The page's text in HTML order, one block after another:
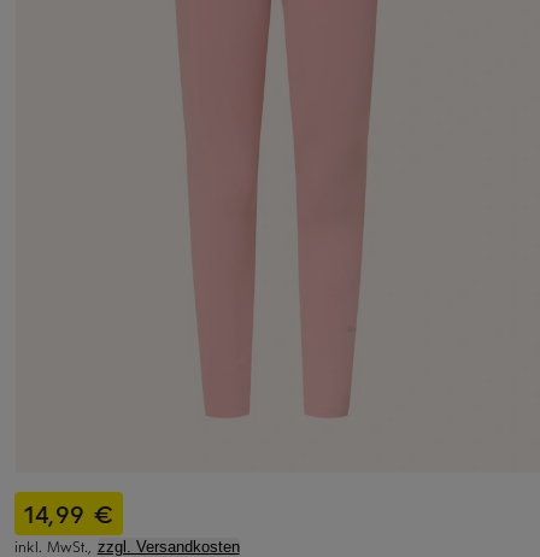
14,99 €
inkl. MwSt., zzgl. Versandkosten